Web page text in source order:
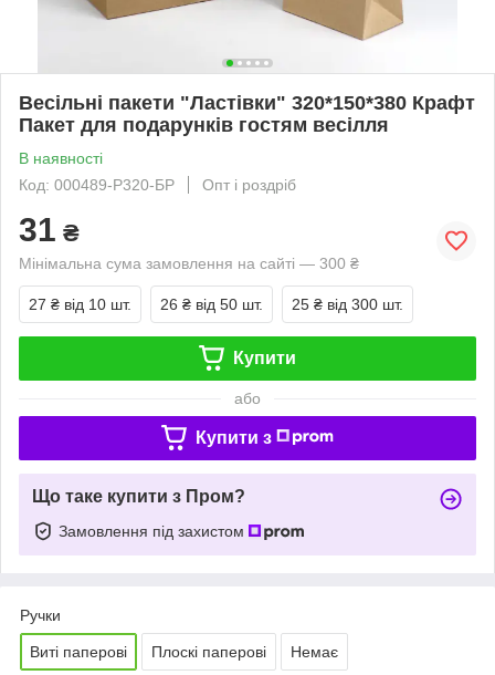
Весільні пакети "Ластівки" 320*150*380 Крафт
Пакет для подарунків гостям весілля
В наявності
Код: 000489-Р320-БР
Опт і роздріб
31 ₴
Мінімальна сума замовлення на сайті — 300 ₴
27 ₴ від 10 шт. 26 ₴ від 50 шт. 25 ₴ від 300 шт.
Купити
або
Купити з
Що таке купити з Пром?
Замовлення під захистом
Ручки
Виті паперові Плоскі паперові Немає